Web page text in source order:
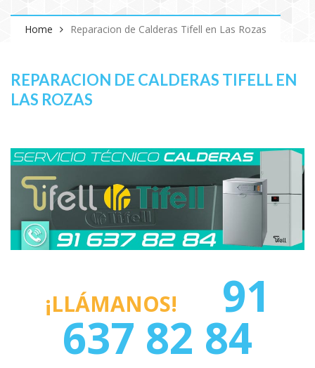
Home Reparacion de Calderas Tifell en Las Rozas
REPARACION DE CALDERAS TIFELL EN
LAS ROZAS
¡LLÁMANOS! 91
637 82 84